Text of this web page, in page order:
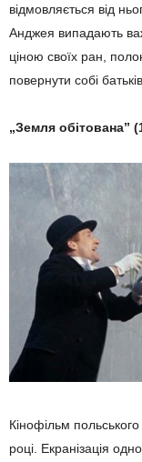
відмовляється від
Анджея випадають
ціною своїх ран,
повернути собі
„Земля обітована”
Кінофільм
році. Екранізація